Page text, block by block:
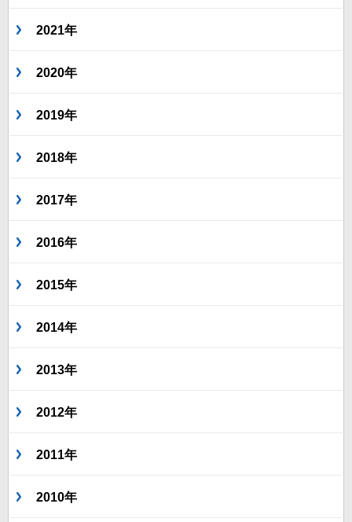
2021年
2020年
2019年
2018年
2017年
2016年
2015年
2014年
2013年
2012年
2011年
2010年